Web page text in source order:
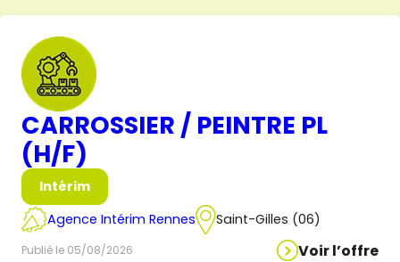
CARROSSIER / PEINTRE PL
(H/F)
Intérim
Agence Intérim Rennes
Saint-Gilles (06)
Publié le 05/08/2026 Voir l’offre